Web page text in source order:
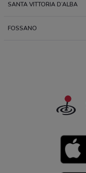
SANTA VITTORIA D’ALBA
FOSSANO